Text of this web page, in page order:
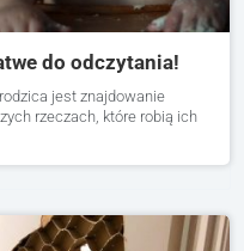
do odczytania!
jest znajdowanie
rzeczach, które robią ich